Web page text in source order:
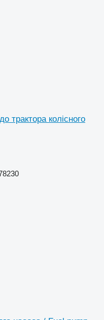
трактора колісного